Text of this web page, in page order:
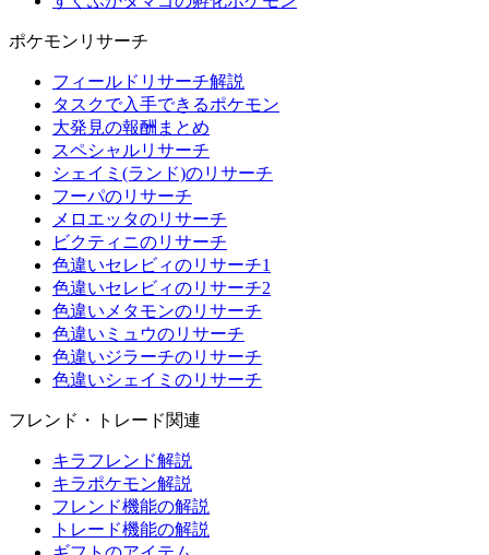
ポケモンリサーチ
フィールドリサーチ解説
タスクで入手できるポケモン
大発見の報酬まとめ
スペシャルリサーチ
シェイミ(ランド)のリサーチ
フーパのリサーチ
メロエッタのリサーチ
ビクティニのリサーチ
色違いセレビィのリサーチ1
色違いセレビィのリサーチ2
色違いメタモンのリサーチ
色違いミュウのリサーチ
色違いジラーチのリサーチ
色違いシェイミのリサーチ
フレンド・トレード関連
キラフレンド解説
キラポケモン解説
フレンド機能の解説
トレード機能の解説